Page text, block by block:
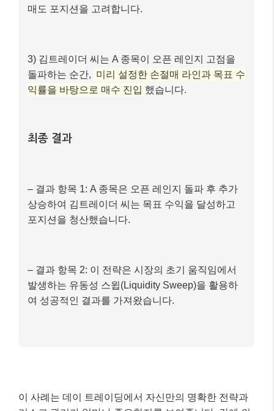
매도 포지션을 고려합니다.
3) 김트레이더 씨는 A 종목이 오픈 레인지 고점을
돌파하는 순간, 미리 설정한 손절매 라인과 목표 수
익률을 바탕으로 매수 진입 했습니다.
최종 결과
– 결과 항목 1: A 종목은 오픈 레인지 돌파 후 추가
상승하여 김트레이더 씨는 목표 수익을 달성하고
포지션을 청산했습니다.
– 결과 항목 2: 이 전략은 시장의 초기 움직임에서
발생하는 유동성 스윕(Liquidity Sweep)을 활용하
여 성공적인 결과를 가져왔습니다.
이 사례는 데이 트레이딩에서 자신만의 명확한 전략과